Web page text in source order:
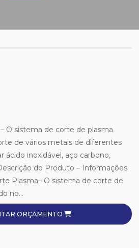
O sistema de corte de plasma
de vários metais de diferentes
ácido inoxidável, aço carbono,
do Produto – Informações
Plasma– O sistema de corte de
no...
ORÇAMENTO